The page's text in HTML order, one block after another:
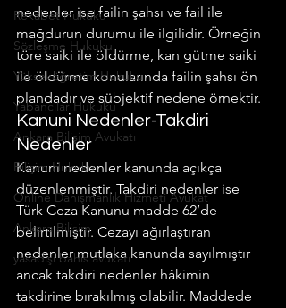
Rekabet Hukuku
Sözleşme Hukuku
Yükseköğretim Hukuku
Yabancılar Hukuku
Ankara Bilişim Avukatı
Bilişim Hukuku
Online Danışmanlık Hizmeti Avukat
Ankara Bilişim
yasadışı bahis avukatı
nedenler ise failin şahsı ve fail ile
mağdurun durumu ile ilgilidir. Örneğin
töre saiki ile öldürme, kan gütme saiki
ile öldürme konularında failin şahsı ön
plandadır ve sübjektif nedene örnektir.
Kanuni Nedenler-Takdiri
Nedenler
Kanuni nedenler kanunda açıkça
düzenlenmiştir. Takdiri nedenler ise
Türk Ceza Kanunu madde 62’de
belirtilmiştir. Cezayı ağırlaştıran
nedenler mutlaka kanunda sayılmıştır
ancak takdiri nedenler hâkimin
takdirine bırakılmış olabilir. Maddede